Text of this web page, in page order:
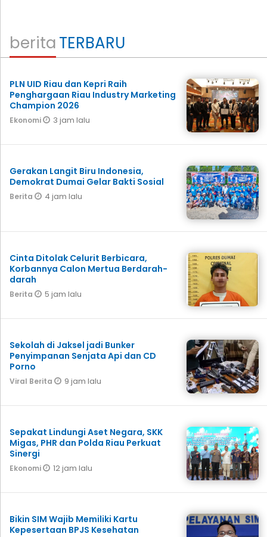
beritaTERBARU
PLN UID Riau dan Kepri Raih
Penghargaan Riau Industry Marketing
Champion 2026
Ekonomi 3 jam lalu
Gerakan Langit Biru Indonesia,
Demokrat Dumai Gelar Bakti Sosial
Berita 4 jam lalu
Cinta Ditolak Celurit Berbicara,
Korbannya Calon Mertua Berdarah-
darah
Berita 5 jam lalu
Sekolah di Jaksel jadi Bunker
Penyimpanan Senjata Api dan CD
Porno
Viral Berita 9 jam lalu
Sepakat Lindungi Aset Negara, SKK
Migas, PHR dan Polda Riau Perkuat
Sinergi
Ekonomi 12 jam lalu
Bikin SIM Wajib Memiliki Kartu
Kepesertaan BPJS Kesehatan